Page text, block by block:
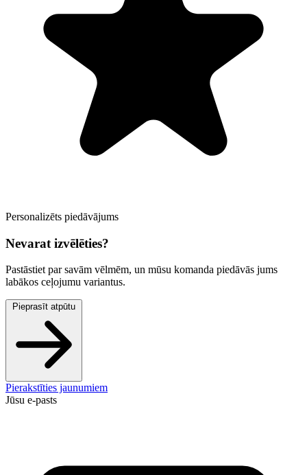
Personalizēts piedāvājums
Nevarat izvēlēties?
Pastāstiet par savām vēlmēm, un mūsu komanda piedāvās jums
labākos ceļojumu variantus.
Pieprasīt atpūtu
Pierakstīties jaunumiem
Jūsu e-pasts